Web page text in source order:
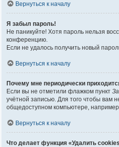
Вернуться к началу
Я забыл пароль!
Не паникуйте! Хотя пароль нельзя
конференцию.
Если не удалось получить новый
Вернуться к началу
Почему мне периодически
Если вы не отметили флажком пункт
учётной записью. Для того чтобы вам
общедоступном компьютере, например
Вернуться к началу
Что делает функция «Удалить